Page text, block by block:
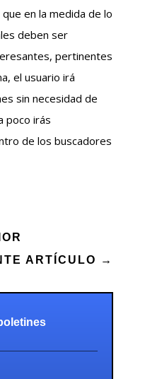
en la medida de lo
deben ser
pertinentes
el usuario irá
sin necesidad de
poco irás
de los buscadores
ARTÍCULO
→